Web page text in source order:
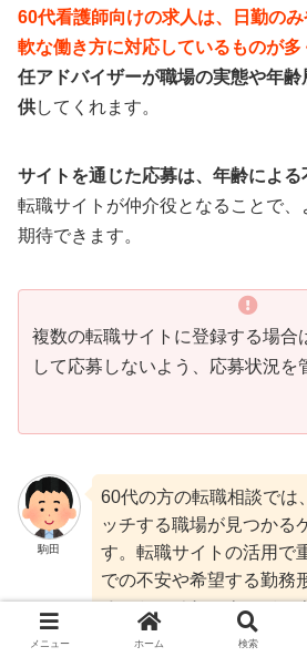
60代看護師向けの求人は、日勤の
軟な働き方に対応しているものが多
任アドバイザーが職場の実態や年
供してくれます。
サイトを通じた応募は、年齢による
転職サイトが仲介役となることで
期待できます。
複数の転職サイトに登録する場合
して応募しないよう、応募状況を
駒田
60代の方の転職相談では
ッチする職場が見つかる
す。転職サイトの活用で
での不安や希望する勤務
ること。それによって、
介することができますよ。
メニュー ホーム 検索